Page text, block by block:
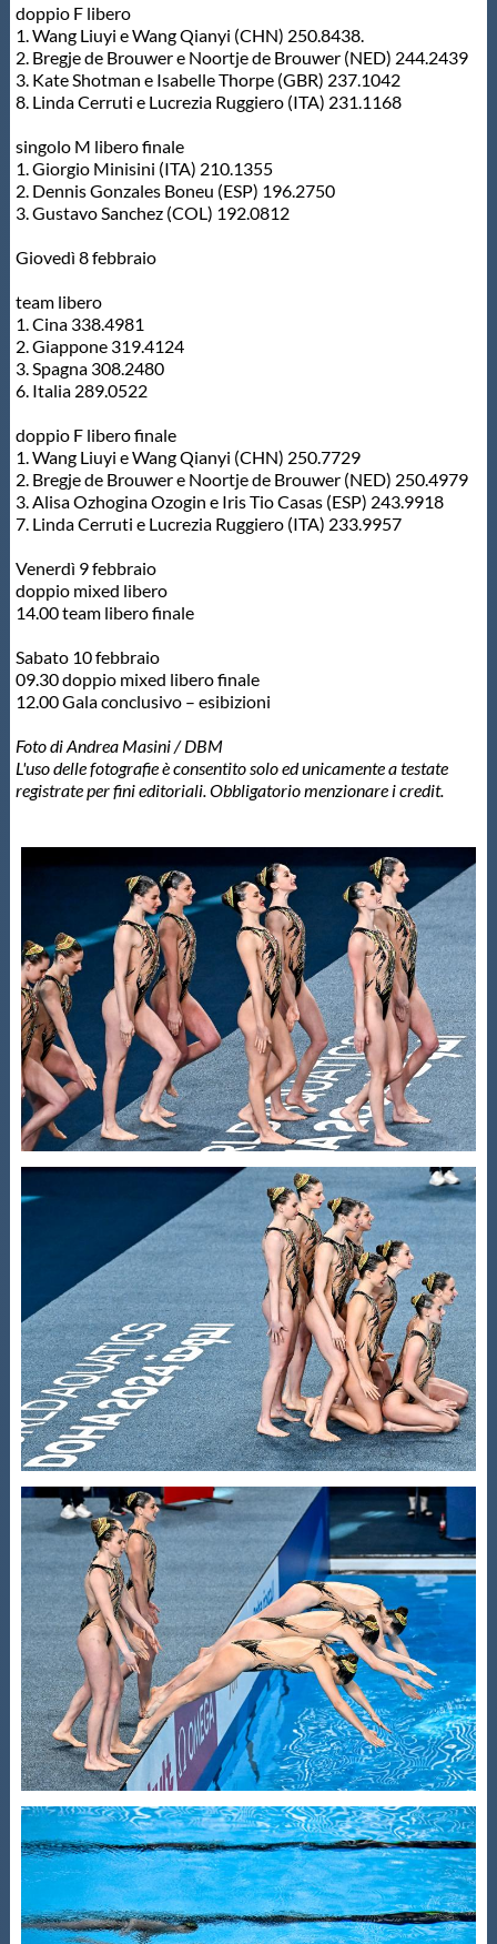
doppio F libero
1. Wang Liuyi e Wang Qianyi (CHN) 250.8438.
2. Bregje de Brouwer e Noortje de Brouwer (NED) 244.2439
3. Kate Shotman e Isabelle Thorpe (GBR) 237.1042
8. Linda Cerruti e Lucrezia Ruggiero (ITA) 231.1168
singolo M libero finale
1. Giorgio Minisini (ITA) 210.1355
2. Dennis Gonzales Boneu (ESP) 196.2750
3. Gustavo Sanchez (COL) 192.0812
Giovedì 8 febbraio
team libero
1. Cina 338.4981
2. Giappone 319.4124
3. Spagna 308.2480
6. Italia 289.0522
doppio F libero finale
1. Wang Liuyi e Wang Qianyi (CHN) 250.7729
2. Bregje de Brouwer e Noortje de Brouwer (NED) 250.4979
3. Alisa Ozhogina Ozogin e Iris Tio Casas (ESP) 243.9918
7. Linda Cerruti e Lucrezia Ruggiero (ITA) 233.9957
Venerdì 9 febbraio
doppio mixed libero
14.00 team libero finale
Sabato 10 febbraio
09.30 doppio mixed libero finale
12.00 Gala conclusivo – esibizioni
Foto di Andrea Masini / DBM
L'uso delle fotografie è consentito solo ed unicamente a testate
registrate per fini editoriali. Obbligatorio menzionare i credit.